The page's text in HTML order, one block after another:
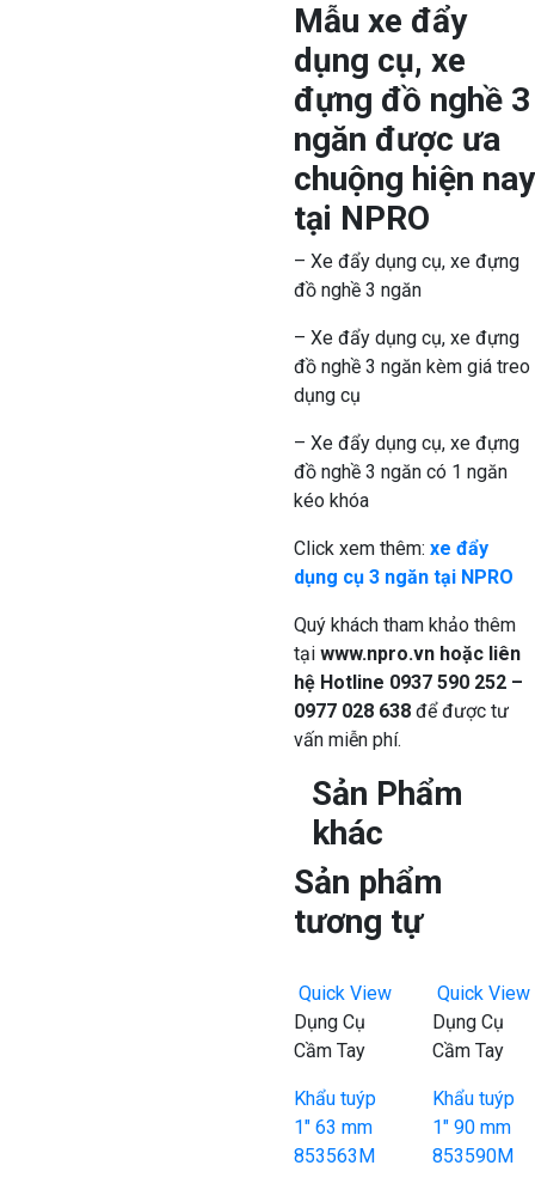
Mẫu xe đẩy
dụng cụ, xe
đựng đồ nghề 3
ngăn được ưa
chuộng hiện nay
tại NPRO
– Xe đẩy dụng cụ, xe đựng
đồ nghề 3 ngăn
– Xe đẩy dụng cụ, xe đựng
đồ nghề 3 ngăn kèm giá treo
dụng cụ
– Xe đẩy dụng cụ, xe đựng
đồ nghề 3 ngăn có 1 ngăn
kéo khóa
Click xem thêm: xe đẩy
dụng cụ 3 ngăn tại NPRO
Quý khách tham khảo thêm
tại www.npro.vn hoặc liên
hệ Hotline 0937 590 252 –
0977 028 638 để được tư
vấn miễn phí.
Sản Phẩm
khác
Sản phẩm
tương tự
Quick View
Dụng Cụ
Cầm Tay
Khẩu tuýp
1″ 63 mm
853563M
Quick View
Dụng Cụ
Cầm Tay
Khẩu tuýp
1″ 90 mm
853590M